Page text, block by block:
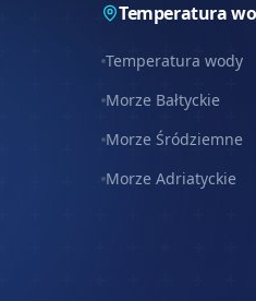
Temperatura
Temperatura wody
Morze Bałtyckie
Morze Śródziemne
Morze Adriatyckie